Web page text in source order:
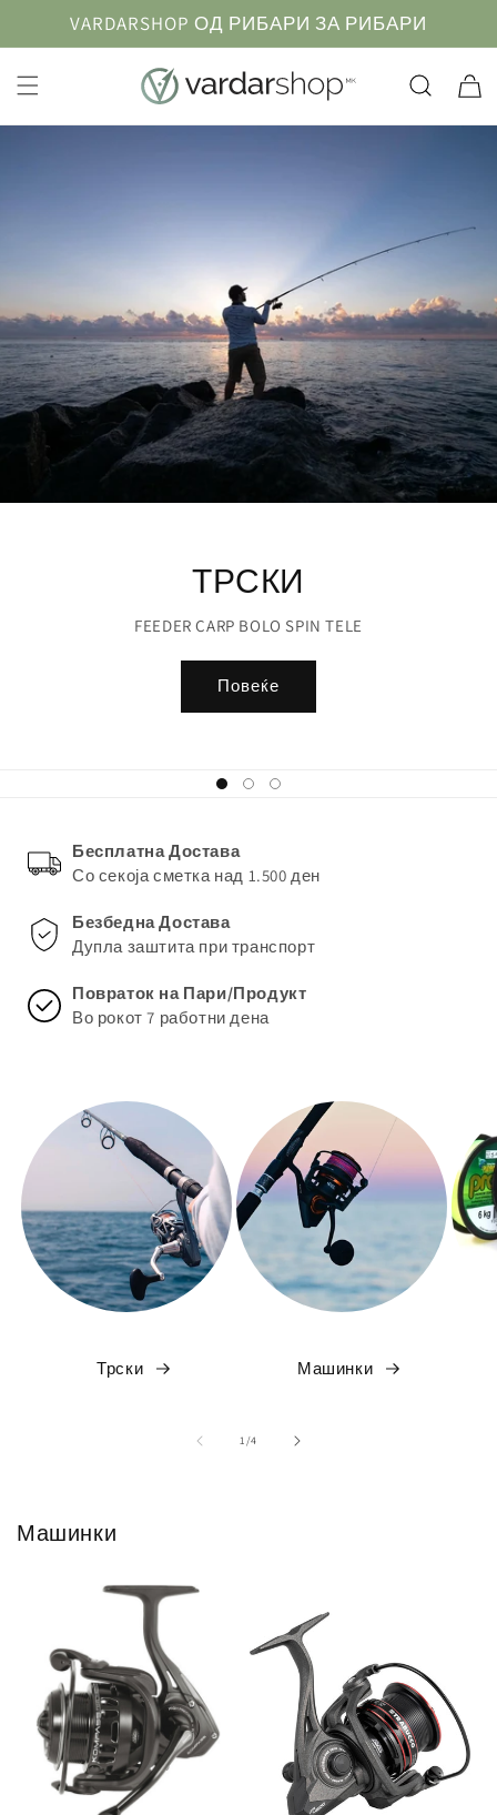
содржината
VARDARSHOP ОД РИБАРИ ЗА РИБАРИ
ТРСКИ
FEEDER CARP BOLO SPIN TELE
Повеќе
Бесплатна Достава
Со секоја сметка над 1.500 ден
Безбедна Достава
Дупла заштита при транспорт
Повраток на Пари/Продукт
Во рокот 7 работни дена
Трски Машинки
1/на
4
Машинки